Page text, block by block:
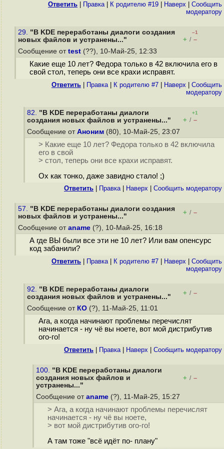
Ответить Правка| К родителю #19 Наверх
Cообщить
модератору
29. "В KDE переработаны диалоги создания
новых файлов и устранены..."
–1
+ / –
Сообщение от test (??), 10-Май-25, 12:33
Какие еще 10 лет? Федора только в 42 включила его в
свой стол, теперь они все крахи исправят.
Ответить Правка| К родителю #7 Наверх
Cообщить
модератору
82. "В KDE переработаны диалоги
создания новых файлов и устранены..."
+1
+ / –
Сообщение от Аноним (80), 10-Май-25, 23:07
> Какие еще 10 лет? Федора только в 42 включила
его в свой
> стол, теперь они все крахи исправят.
Ох как тонко, даже завидно стало! ;)
Ответить Правка| Наверх Cообщить модератору
57. "В KDE переработаны диалоги создания
новых файлов и устранены..."
+ / –
Сообщение от aname (?), 10-Май-25, 16:18
А где ВЫ были все эти не 10 лет? Или вам опенсурс
код забанили?
Ответить Правка| К родителю #7 Наверх
Cообщить
модератору
92. "В KDE переработаны диалоги
создания новых файлов и устранены..."
+ / –
Сообщение от КО (?), 11-Май-25, 11:01
Ага, а когда начинают проблемы перечислят
начинается - ну чё вы ноете, вот мой дистрибутив
ого-го!
Ответить Правка| Наверх Cообщить модератору
100. "В KDE переработаны диалоги
создания новых файлов и
устранены..."
+ / –
Сообщение от aname (?), 11-Май-25, 15:27
> Ага, а когда начинают проблемы перечислят
начинается - ну чё вы ноете,
> вот мой дистрибутив ого-го!
А там тоже "всё идёт по- плану"